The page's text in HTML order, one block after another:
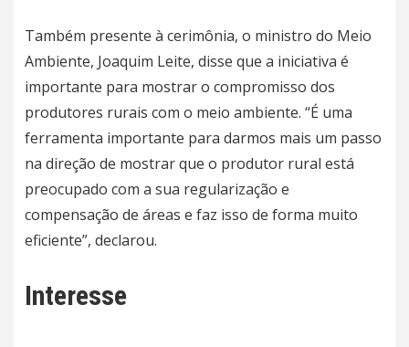
Também presente à cerimônia, o ministro do Meio
Ambiente, Joaquim Leite, disse que a iniciativa é
importante para mostrar o compromisso dos
produtores rurais com o meio ambiente. “É uma
ferramenta importante para darmos mais um passo
na direção de mostrar que o produtor rural está
preocupado com a sua regularização e
compensação de áreas e faz isso de forma muito
eficiente”, declarou.
Interesse